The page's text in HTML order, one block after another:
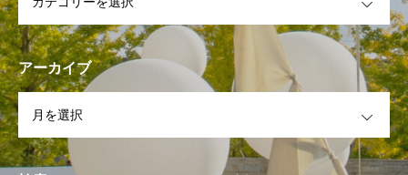
アーカイブ